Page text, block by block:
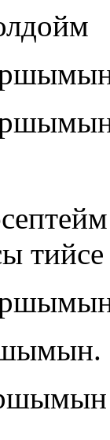
тийсе